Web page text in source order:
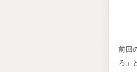
前回
ろ」